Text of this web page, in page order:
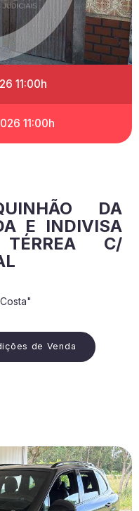
11:00h
11:00h
DA
E INDIVISA
C/
de Venda